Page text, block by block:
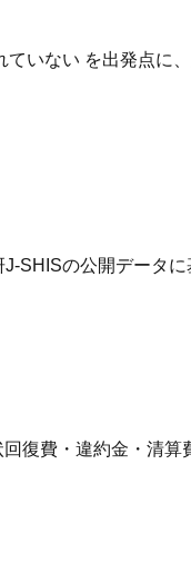
いない を出発点に
SHISの公開データ
復費・違約金・清